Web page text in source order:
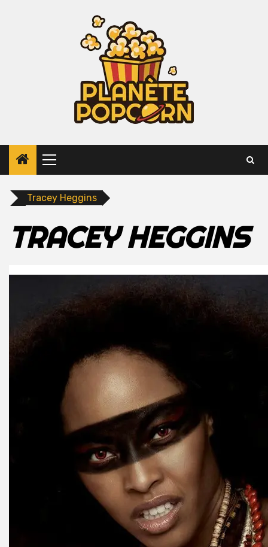
Primary
Menu
Tracey Heggins
TRACEY HEGGINS